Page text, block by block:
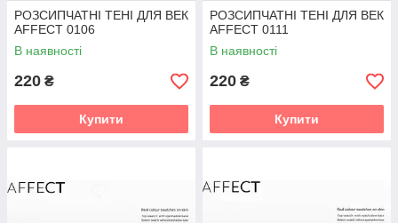
РОЗСИПЧАТНІ ТЕНІ ДЛЯ ВЕК
AFFECT 0106
В наявності
220 ₴
Купити
РОЗСИПЧАТНІ ТЕНІ ДЛЯ ВЕК
AFFECT 0111
В наявності
220 ₴
Купити